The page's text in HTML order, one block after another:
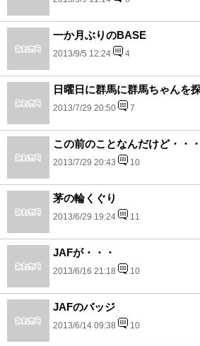
一か月ぶりのBASE
2013/9/5 12:24 4
日曜日に群馬に群馬ちゃんを
2013/7/29 20:50 7
この前のことなんだけど・・
2013/7/29 20:43 10
茅の輪くぐり
2013/6/29 19:24 11
JAFが・・・
2013/6/16 21:18 10
JAFのバッジ
2013/6/14 09:38 10